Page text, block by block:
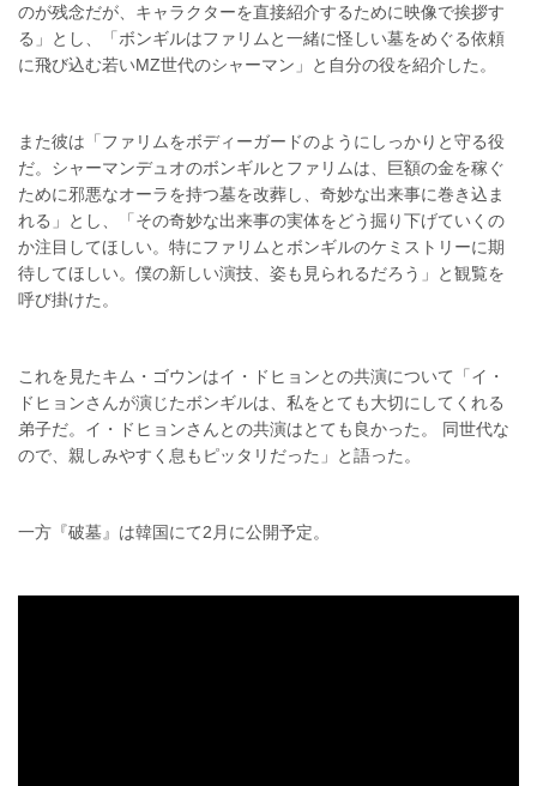
のが残念だが、キャラクターを直接紹介するために映像で挨拶す
る」とし、「ボンギルはファリムと一緒に怪しい墓をめぐる依頼
に飛び込む若いMZ世代のシャーマン」と自分の役を紹介した。
また彼は「ファリムをボディーガードのようにしっかりと守る役
だ。シャーマンデュオのボンギルとファリムは、巨額の金を稼ぐ
ために邪悪なオーラを持つ墓を改葬し、奇妙な出来事に巻き込ま
れる」とし、「その奇妙な出来事の実体をどう掘り下げていくの
か注目してほしい。特にファリムとボンギルのケミストリーに期
待してほしい。僕の新しい演技、姿も見られるだろう」と観覧を
呼び掛けた。
これを見たキム・ゴウンはイ・ドヒョンとの共演について「イ・
ドヒョンさんが演じたボンギルは、私をとても大切にしてくれる
弟子だ。イ・ドヒョンさんとの共演はとても良かった。 同世代な
ので、親しみやすく息もピッタリだった」と語った。
一方『破墓』は韓国にて2月に公開予定。